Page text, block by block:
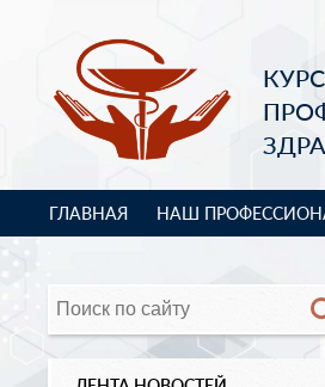
ГЛАВНАЯ НАШ